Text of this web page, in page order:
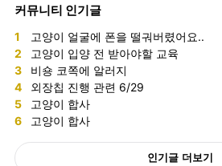
커뮤니티 인기글
1 고양이 얼굴에 폰을 떨궈버렸어요..
2 고양이 입양 전 받아야할 교육
3 비숑 코쪽에 알러지
4 외장칩 진행 관련 6/29
5 고양이 합사
6 고양이 합사
인기글 더보기